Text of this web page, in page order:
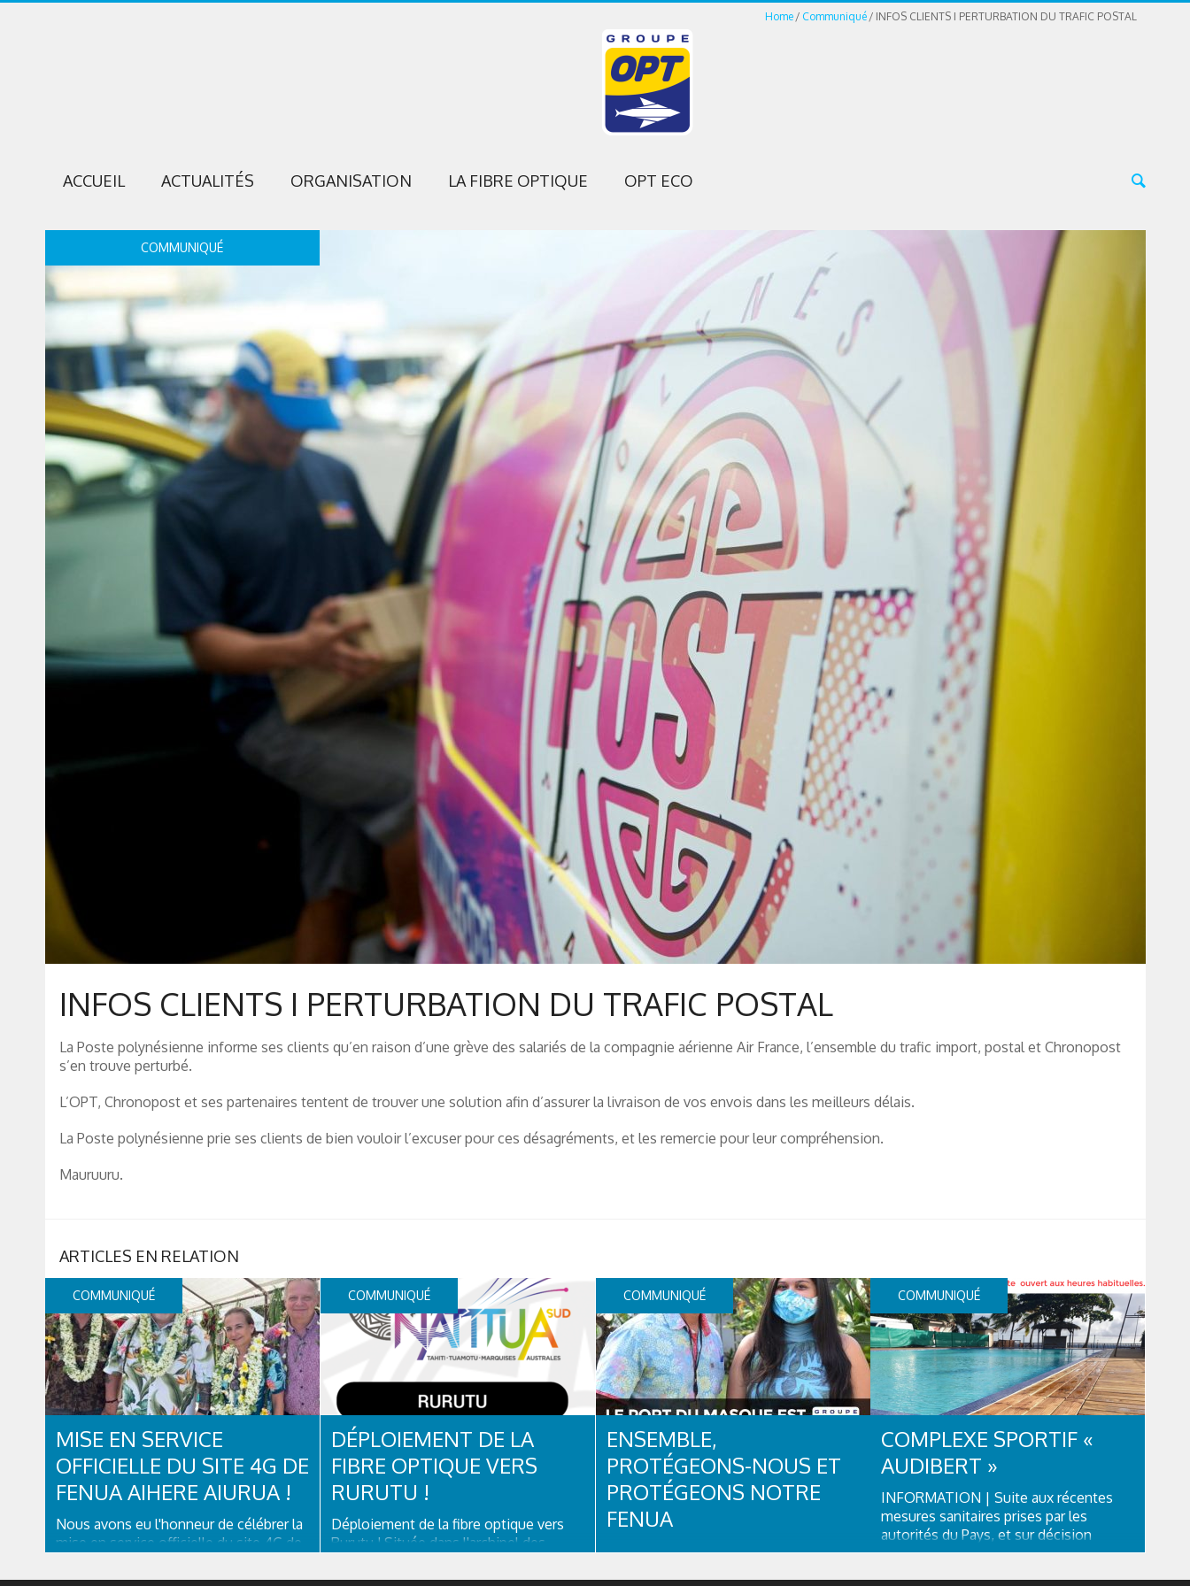
Home Communiqué INFOS CLIENTS I PERTURBATION DU TRAFIC POSTAL
ACCUEIL ACTUALITÉS ORGANISATION LA FIBRE OPTIQUE OPT ECO
COMMUNIQUÉ
INFOS CLIENTS I PERTURBATION DU TRAFIC POSTAL
La Poste polynésienne informe ses clients qu’en raison d’une grève des salariés de la compagnie aérienne Air France, l’ensemble du trafic import, postal et Chronopost
s’en trouve perturbé.
L’OPT, Chronopost et ses partenaires tentent de trouver une solution afin d’assurer la livraison de vos envois dans les meilleurs délais.
La Poste polynésienne prie ses clients de bien vouloir l’excuser pour ces désagréments, et les remercie pour leur compréhension.
Mauruuru.
COMMUNIQUÉ
MISE EN SERVICE
OFFICIELLE DU SITE 4G DE
FENUA AIHERE AIURUA !
Nous avons eu l'honneur de célébrer la
mise en service officielle du site 4G de
Président du Pays, Moetai Brotherson,
COMMUNIQUÉ
DÉPLOIEMENT DE LA
FIBRE OPTIQUE VERS
RURUTU !
Déploiement de la fibre optique vers
Rurutu ! Située dans l'archipel des
de Rurutu est une destination prisée
COMMUNIQUÉ
ENSEMBLE,
PROTÉGEONS-NOUS ET
PROTÉGEONS NOTRE
FENUA
INFORMATION | Suite à l'apparition de
COMMUNIQUÉ
COMPLEXE SPORTIF «
AUDIBERT »
INFORMATION | Suite aux récentes
mesures sanitaires prises par les
autorités du Pays, et sur décision
interne du Groupe OPT, le complexe